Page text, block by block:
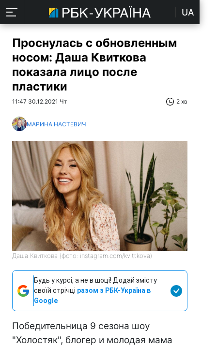
UA
Проснулась с обновленным
носом: Даша Квиткова
показала лицо после
пластики
11:47 30.12.2021 Чт 2 хв
МАРИНА НАСТЕВИЧ
Даша Квиткова (фото: instagram.com/kvittkova)
Будь у курсі, а не в шоці! Додай змісту
своїй стрічці разом з РБК-Україна в
Google
Победительница 9 сезона шоу
"Холостяк", блогер и молодая мама